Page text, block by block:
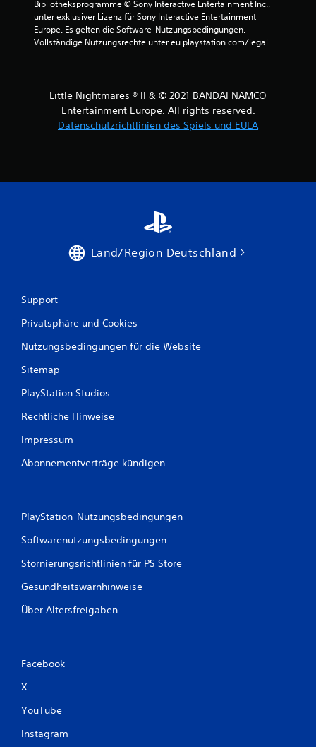
Bibliotheksprogramme © Sony Interactive Entertainment Inc.,
unter exklusiver Lizenz für Sony Interactive Entertainment
Europe. Es gelten die Software-Nutzungsbedingungen.
Vollständige Nutzungsrechte unter eu.playstation.com/legal.
Little Nightmares ® II & © 2021 BANDAI NAMCO
Entertainment Europe. All rights reserved.
Datenschutzrichtlinien des Spiels und EULA
Land/Region Deutschland
Support
Privatsphäre und Cookies
Nutzungsbedingungen für die Website
Sitemap
PlayStation Studios
Rechtliche Hinweise
Impressum
Abonnementverträge kündigen
PlayStation-Nutzungsbedingungen
Softwarenutzungsbedingungen
Stornierungsrichtlinien für PS Store
Gesundheitswarnhinweise
Über Altersfreigaben
Facebook
X
YouTube
Instagram